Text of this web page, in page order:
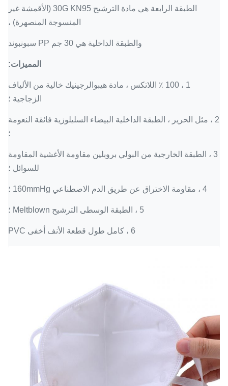
الطبقة الرابعة هي مادة الترشيح 30G KN95 (الأقمشة غير
المنسوجة المنصهرة) ،
والطبقة الداخلية هي 30 جم PP سبونبوند
المميزات:
1 ، 100 ٪ اللاتكس ، مادة هيبوالرجينيك خالية من الألياف
الزجاجية ؛
2 ، مثل الحرير ، الطبقة الداخلية البيضاء السليلوزية فائقة النعومة
؛
3 ، الطبقة الخارجية من البولي بروبلين مقاومة الأغشية المقاومة
للسوائل ؛
4 ، مقاومة الاختراق عن طريق الدم الاصطناعي 160mmHg ؛
5 ، الطبقة الوسطى الترشيح Meltblown ؛
6 ، كامل طول قطعة الأنف أخفى PVC